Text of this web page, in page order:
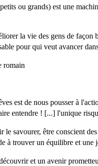
ou grands) est une
la vie des gens de
pour qui veut avancer
romain
est de nous pousser à
entendre ! [...] l'unique
le savourer, être conscient
à trouver un équilibre et une
et un avenir